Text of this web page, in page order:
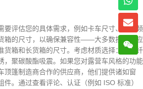
要评估您的具体需求，例如卡车尺寸、使用频
箱的尺寸，以确保兼容性——大多数批发供应
货箱和长货箱的尺寸。考虑材质选择：玻璃纤
，聚碳酸酯吸震。如果您对露营车风格的功能
顶篷制造商合作的供应商，他们提供诸如窗
件。通过查看评论、认证（例如 ISO 标准）